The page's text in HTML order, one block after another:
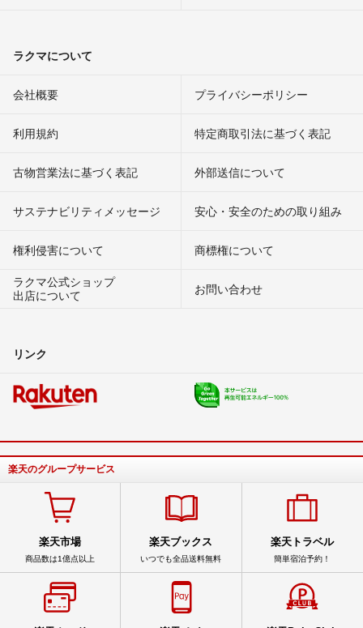
ラクマについて
会社概要 プライバシーポリシー
利用規約 特定商取引法に基づく表記
古物営業法に基づく表記 外部送信について
サステナビリティメッセージ 安心・安全のための取り組み
権利侵害について
商標権について
ラクマ公式ショップ
出店について
お問い合わせ
リンク
楽天のグループサービス
楽天市場
商品数は1億点以上
楽天ブックス
いつでも全品送料無料
楽天トラベル
簡単宿泊予約！